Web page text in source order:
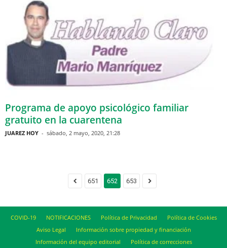
Programa de apoyo psicológico familiar
gratuito en la cuarentena
JUAREZ HOY - sábado, 2 mayo, 2020, 21:28
651 652 653
COVID-19 NOTIFICACIONES Política de Privacidad
Política de Cookies
Aviso Legal
Información sobre propiedad y financiación
Información del equipo editorial
Política de correcciones